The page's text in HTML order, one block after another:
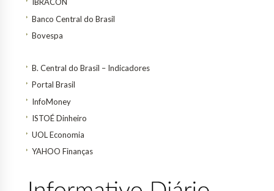
IBRACON
Banco Central do Brasil
Bovespa
B. Central do Brasil – Indicadores
Portal Brasil
InfoMoney
ISTOÉ Dinheiro
UOL Economia
YAHOO Finanças